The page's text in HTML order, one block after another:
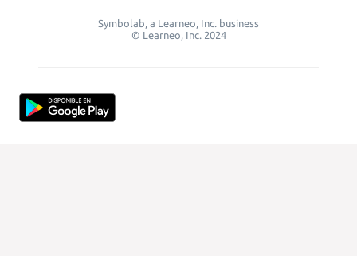
Symbolab, a Learneo, Inc. business
© Learneo, Inc. 2024